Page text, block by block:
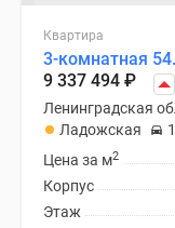
Квартира
3-комнатная
9 337 494 ₽
Ленинградская
Ладожская
Цена за м2
Корпус
Этаж